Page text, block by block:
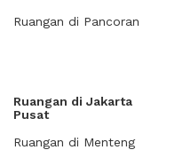
Ruangan di Pancoran
Ruangan di Jakarta
Pusat
Ruangan di Menteng